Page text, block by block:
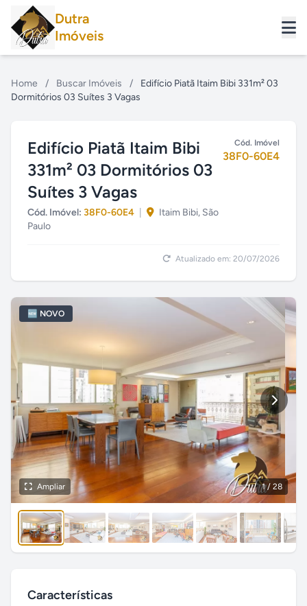
Dutra
Imóveis
Home / Buscar Imóveis /
Edifício Piatã Itaim Bibi 331m² 03
Dormitórios 03 Suítes 3 Vagas
Edifício Piatã Itaim Bibi
331m² 03 Dormitórios 03
Suítes 3 Vagas
Cód. Imóvel: 38F0-60E4
Itaim Bibi, São
Paulo
Cód. Imóvel
38F0-60E4
Atualizado em: 20/07/2026
1/ 28
🆕 NOVO
Ampliar
Características